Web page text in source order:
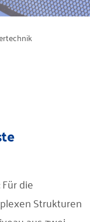
die
Strukturen